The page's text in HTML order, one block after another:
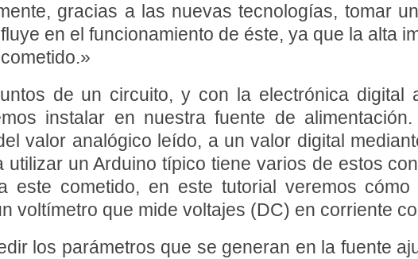
gracias a las nuevas tecnologías, tomar
en el funcionamiento de éste, ya que la alta
de un circuito, y con la electrónica digital
instalar en nuestra fuente de
valor analógico leído, a un valor digital
un Arduino típico tiene varios de estos
este cometido, en este tutorial veremos
voltímetro que mide voltajes (DC) en corriente
los parámetros que se generan en la fuente